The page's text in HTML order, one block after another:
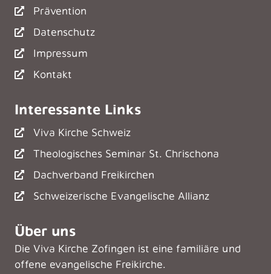
Prävention
Datenschutz
Impressum
Kontakt
Interessante Links
Viva Kirche Schweiz
Theologisches Seminar St. Chrischona
Dachverband Freikirchen
Schweizerische Evangelische Allianz
Über uns
Die Viva Kirche Zofingen ist eine familiäre und
offene evangelische Freikirche.